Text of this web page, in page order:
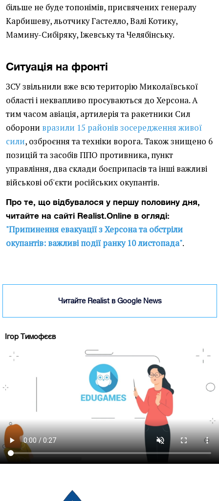
більше не буде топонімів, присвячених генералу
Карбишеву, льотчику Гастелло, Валі Котику,
Мамину-Сибіряку, Іжевську та Челябінську.
Ситуація на фронті
ЗСУ звільнили вже всю територію Миколаївської
області і неквапливо просуваються до Херсона. А
тим часом авіація, артилерія та ракетники Сил
оборони вразили 15 районів зосередження живої
сили, озброєння та техніки ворога. Також знищено 6
позицій та засобів ППО противника, пункт
управління, два склади боєприпасів та інші важливі
військові об'єкти російських окупантів.
Про те, що відбувалося у першу половину дня,
читайте на сайті Realist.Online в огляді:
"Припинення евакуації з Херсона та обстріли
окупантів: важливі події ранку 10 листопада".
Читайте Realist в Google News
Ігор Тимофєєв